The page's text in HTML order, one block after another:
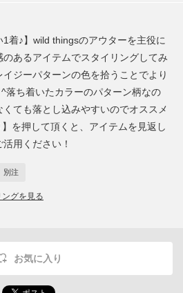
1着♪】wild thingsのアウターを主役に
あるアイテムでスタイリングしてみ
ジーパターンの色を拾うことでより
落ち着いたカラーのパターン柄なの
ても落とし込みやすいのでオススメ
を押して頂くと、アイテムを見返し
用ください！
別注
グを見る
お気に入り